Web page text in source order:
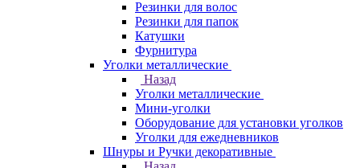
Резинки для волос
Резинки для папок
Катушки
Фурнитура
Уголки металлические
Назад
Уголки металлические
Мини-уголки
Оборудование для установки уголков
Уголки для ежедневников
Шнуры и Ручки декоративные